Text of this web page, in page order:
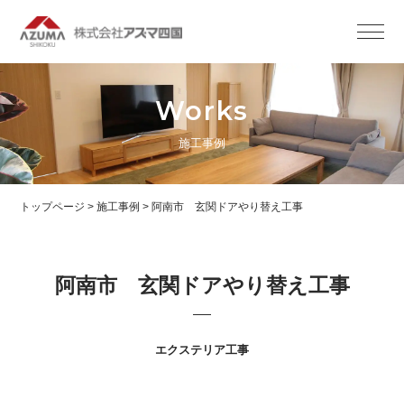
Works
施工事例
トップページ >施工事例 > 阿南市 玄関ドアやり替え工事
阿南市 玄関ドアやり替え工事
エクステリア工事